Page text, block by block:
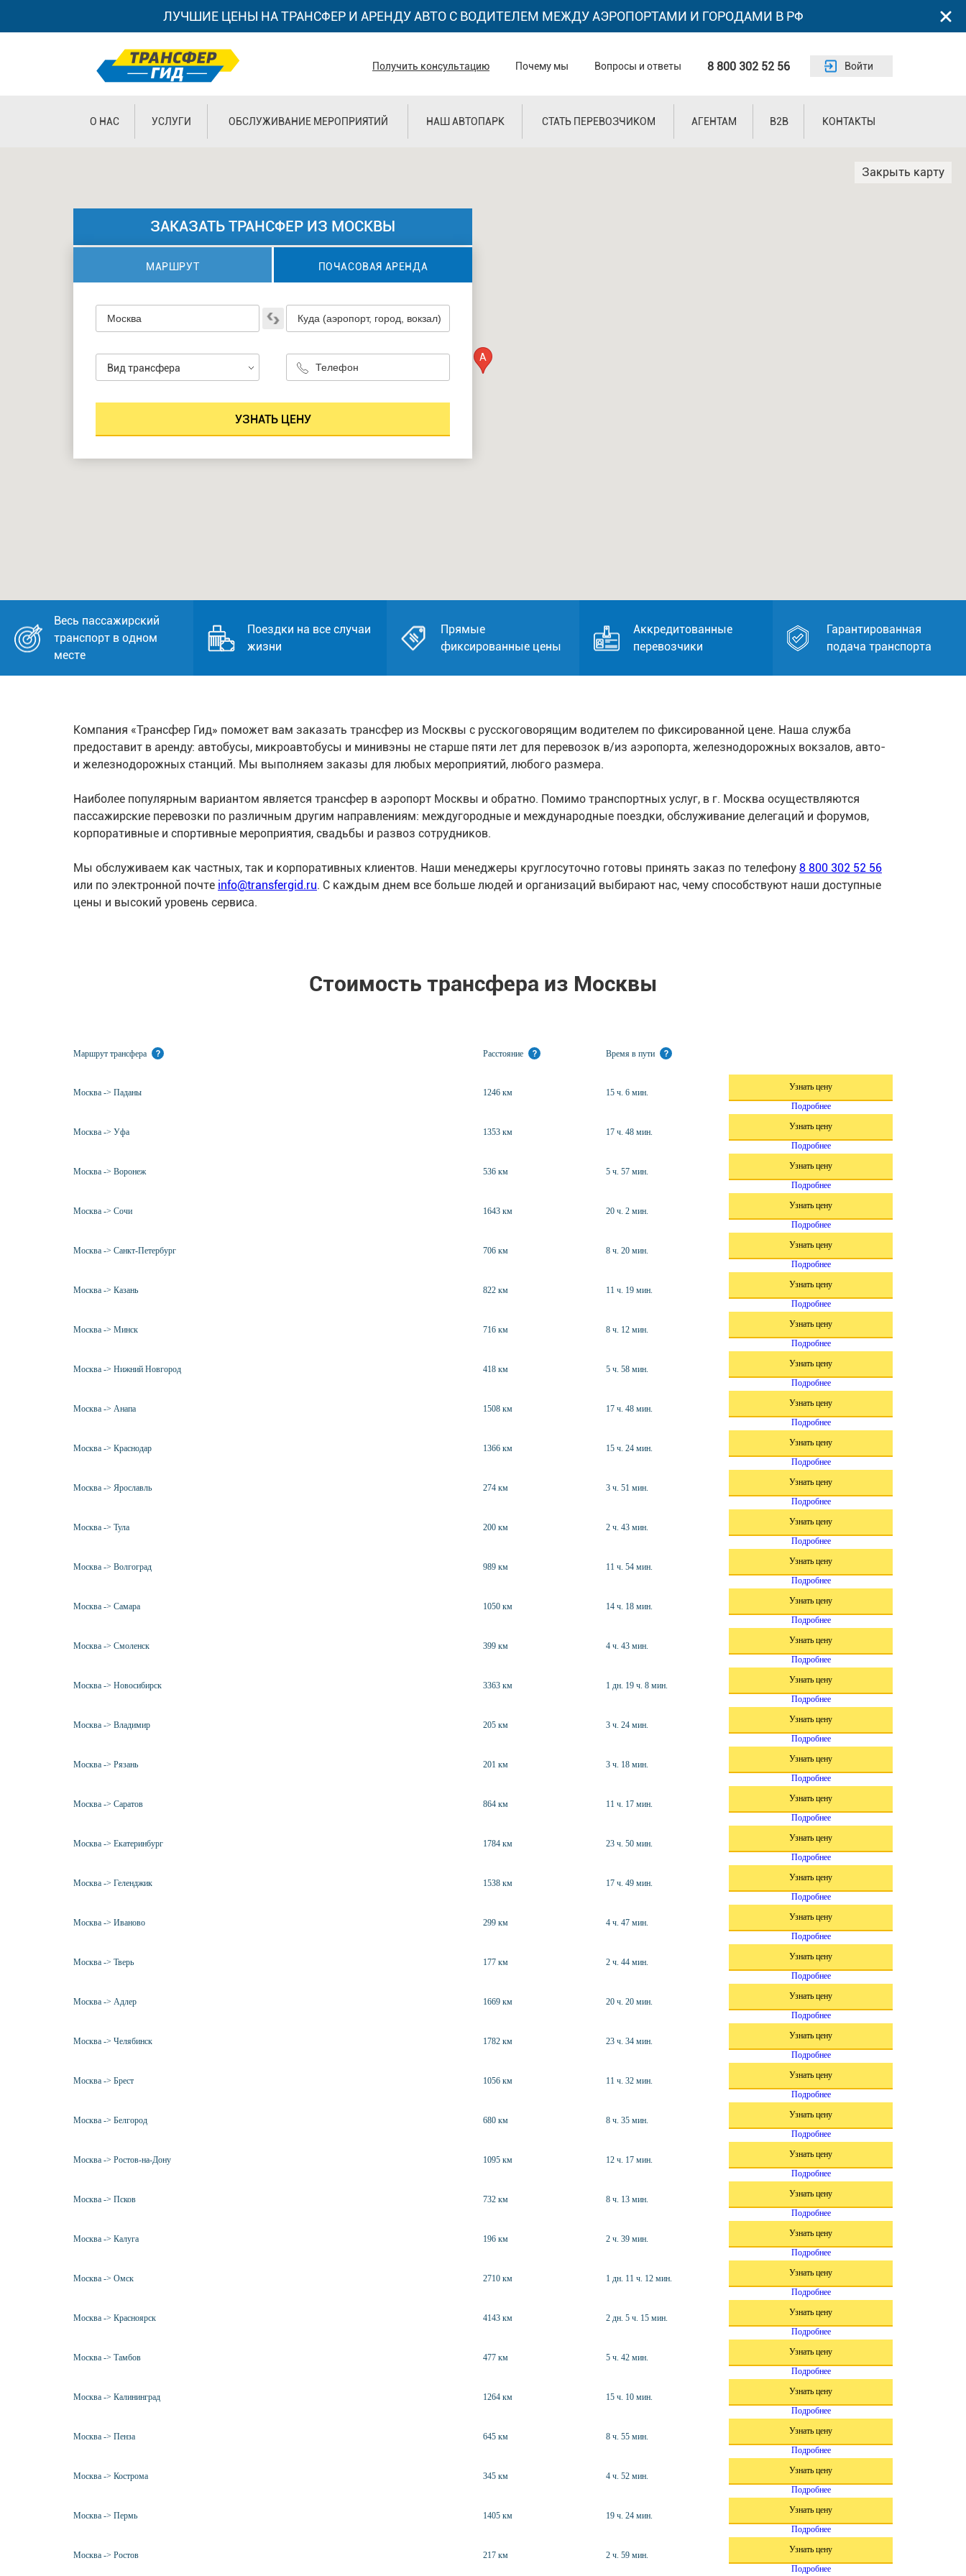
ЛУЧШИЕ ЦЕНЫ НА ТРАНСФЕР И АРЕНДУ АВТО С ВОДИТЕЛЕМ МЕЖДУ АЭРОПОРТАМИ И ГОРОДАМИ В РФ
Получить консультацию Почему мы Вопросы и ответы 8 800 302 52 56 Войти
О НАС УСЛУГИ ОБСЛУЖИВАНИЕ МЕРОПРИЯТИЙ НАШ АВТОПАРК СТАТЬ ПЕРЕВОЗЧИКОМ АГЕНТАМ B2B КОНТАКТЫ
Закрыть карту
A
ЗАКАЗАТЬ ТРАНСФЕР ИЗ МОСКВЫ
МАРШРУТ ПОЧАСОВАЯ АРЕНДА
Вид трансфера
Весь пассажирский
транспорт в одном
месте
Поездки на все случаи
жизни
Прямые
фиксированные цены
Аккредитованные
перевозчики
Гарантированная
подача транспорта
Компания «Трансфер Гид» поможет вам заказать трансфер из Москвы с русскоговорящим водителем по фиксированной цене. Наша служба
предоставит в аренду: автобусы, микроавтобусы и минивэны не старше пяти лет для перевозок в/из аэропорта, железнодорожных вокзалов, авто-
и железнодорожных станций. Мы выполняем заказы для любых мероприятий, любого размера.
Наиболее популярным вариантом является трансфер в аэропорт Москвы и обратно. Помимо транспортных услуг, в г. Москва осуществляются
пассажирские перевозки по различным другим направлениям: междугородные и международные поездки, обслуживание делегаций и форумов,
корпоративные и спортивные мероприятия, свадьбы и развоз сотрудников.
Мы обслуживаем как частных, так и корпоративных клиентов. Наши менеджеры круглосуточно готовы принять заказ по телефону 8 800 302 52 56
или по электронной почте info@transfergid.ru. С каждым днем все больше людей и организаций выбирают нас, чему способствуют наши доступные
цены и высокий уровень сервиса.
Стоимость трансфера из Москвы
Маршрут трансфера ? Расстояние ? Время в пути ?
Москва -> Паданы 1246 км 15 ч. 6 мин.
Узнать цену
Подробнее
Москва -> Уфа 1353 км 17 ч. 48 мин.
Узнать цену
Подробнее
Москва -> Воронеж 536 км 5 ч. 57 мин.
Узнать цену
Подробнее
Москва -> Сочи 1643 км 20 ч. 2 мин.
Узнать цену
Подробнее
Москва -> Санкт-Петербург 706 км 8 ч. 20 мин.
Узнать цену
Подробнее
Москва -> Казань 822 км 11 ч. 19 мин.
Узнать цену
Подробнее
Москва -> Минск 716 км 8 ч. 12 мин.
Узнать цену
Подробнее
Москва -> Нижний Новгород 418 км 5 ч. 58 мин.
Узнать цену
Подробнее
Москва -> Анапа 1508 км 17 ч. 48 мин.
Узнать цену
Подробнее
Москва -> Краснодар 1366 км 15 ч. 24 мин.
Узнать цену
Подробнее
Москва -> Ярославль 274 км 3 ч. 51 мин.
Узнать цену
Подробнее
Москва -> Тула 200 км 2 ч. 43 мин.
Узнать цену
Подробнее
Москва -> Волгоград 989 км 11 ч. 54 мин.
Узнать цену
Подробнее
Москва -> Самара 1050 км 14 ч. 18 мин.
Узнать цену
Подробнее
Москва -> Смоленск 399 км 4 ч. 43 мин.
Узнать цену
Подробнее
Москва -> Новосибирск 3363 км 1 дн. 19 ч. 8 мин.
Узнать цену
Подробнее
Москва -> Владимир 205 км 3 ч. 24 мин.
Узнать цену
Подробнее
Москва -> Рязань 201 км 3 ч. 18 мин.
Узнать цену
Подробнее
Москва -> Саратов 864 км 11 ч. 17 мин.
Узнать цену
Подробнее
Москва -> Екатеринбург 1784 км 23 ч. 50 мин.
Узнать цену
Подробнее
Москва -> Геленджик 1538 км 17 ч. 49 мин.
Узнать цену
Подробнее
Москва -> Иваново 299 км 4 ч. 47 мин.
Узнать цену
Подробнее
Москва -> Тверь 177 км 2 ч. 44 мин.
Узнать цену
Подробнее
Москва -> Адлер 1669 км 20 ч. 20 мин.
Узнать цену
Подробнее
Москва -> Челябинск 1782 км 23 ч. 34 мин.
Узнать цену
Подробнее
Москва -> Брест 1056 км 11 ч. 32 мин.
Узнать цену
Подробнее
Москва -> Белгород 680 км 8 ч. 35 мин.
Узнать цену
Подробнее
Москва -> Ростов-на-Дону 1095 км 12 ч. 17 мин.
Узнать цену
Подробнее
Москва -> Псков 732 км 8 ч. 13 мин.
Узнать цену
Подробнее
Москва -> Калуга 196 км 2 ч. 39 мин.
Узнать цену
Подробнее
Москва -> Омск 2710 км 1 дн. 11 ч. 12 мин.
Узнать цену
Подробнее
Москва -> Красноярск 4143 км 2 дн. 5 ч. 15 мин.
Узнать цену
Подробнее
Москва -> Тамбов 477 км 5 ч. 42 мин.
Узнать цену
Подробнее
Москва -> Калининград 1264 км 15 ч. 10 мин.
Узнать цену
Подробнее
Москва -> Пенза 645 км 8 ч. 55 мин.
Узнать цену
Подробнее
Москва -> Кострома 345 км 4 ч. 52 мин.
Узнать цену
Подробнее
Москва -> Пермь 1405 км 19 ч. 24 мин.
Узнать цену
Подробнее
Москва -> Ростов 217 км 2 ч. 59 мин.
Узнать цену
Подробнее